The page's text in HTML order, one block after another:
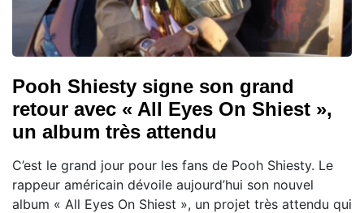
Pooh Shiesty signe son grand
retour avec « All Eyes On Shiest »,
un album très attendu
C’est le grand jour pour les fans de Pooh Shiesty. Le
rappeur américain dévoile aujourd’hui son nouvel
album « All Eyes On Shiest », un projet très attendu qui